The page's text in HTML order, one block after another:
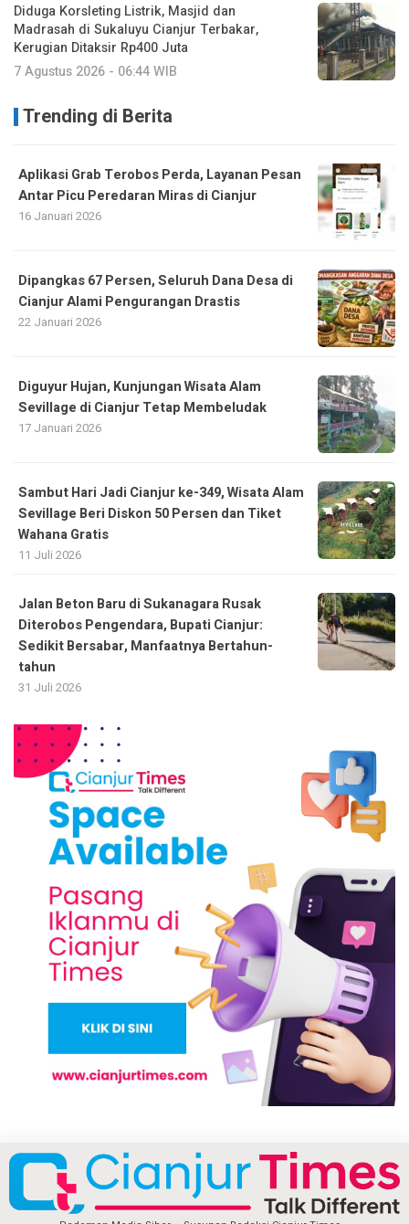
Diduga Korsleting Listrik, Masjid dan
Madrasah di Sukaluyu Cianjur Terbakar,
Kerugian Ditaksir Rp400 Juta
7 Agustus 2026 - 06:44 WIB
Trending di Berita
Aplikasi Grab Terobos Perda, Layanan Pesan
Antar Picu Peredaran Miras di Cianjur
16 Januari 2026
Dipangkas 67 Persen, Seluruh Dana Desa di
Cianjur Alami Pengurangan Drastis
22 Januari 2026
Diguyur Hujan, Kunjungan Wisata Alam
Sevillage di Cianjur Tetap Membeludak
17 Januari 2026
Sambut Hari Jadi Cianjur ke-349, Wisata Alam
Sevillage Beri Diskon 50 Persen dan Tiket
Wahana Gratis
11 Juli 2026
Jalan Beton Baru di Sukanagara Rusak
Diterobos Pengendara, Bupati Cianjur:
Sedikit Bersabar, Manfaatnya Bertahun-
tahun
31 Juli 2026